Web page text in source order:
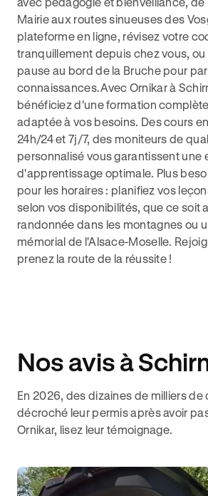
Mairie aux routes sinueuses des
plateforme en ligne, révisez votre
tranquillement depuis chez vous,
pause au bord de la Bruche pour
connaissances.Avec Ornikar à
bénéficiez d'une formation
adaptée à vos besoins. Des cours
24h/24 et 7j/7, des moniteurs de
personnalisé vous garantissent une
d'apprentissage optimale. Plus
pour les horaires : planifiez vos
selon vos disponibilités, que ce soit
randonnée dans les montagnes ou
mémorial de l'Alsace-Moselle.
prenez la route de la réussite !
Nos avis à
En 2026, des dizaines de milliers
décroché leur permis après avoir
Ornikar, lisez leur témoignage.